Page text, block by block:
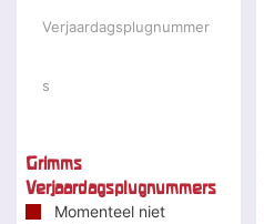
Grimms
Verjaardagsplugnummers
Momenteel niet